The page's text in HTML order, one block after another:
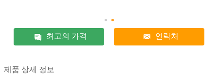
최고의 가격 연락처
제품 상세 정보